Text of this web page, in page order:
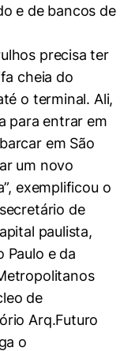
e de bancos de
precisa ter
cheia do
o terminal. Ali,
para entrar em
em São
um novo
exemplificou o
de
paulista,
Paulo e da
de
Arq.Futuro
o